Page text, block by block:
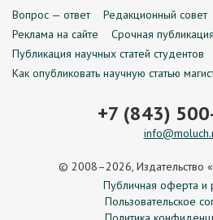
Вопрос — ответ Редакционный совет
Реклама на сайте
Срочная
Публикация научных статей студентов
Как опубликовать научную статью
+7 (843)
© 2008–2026, Издательство
Публичная оферта и
Пользовательское